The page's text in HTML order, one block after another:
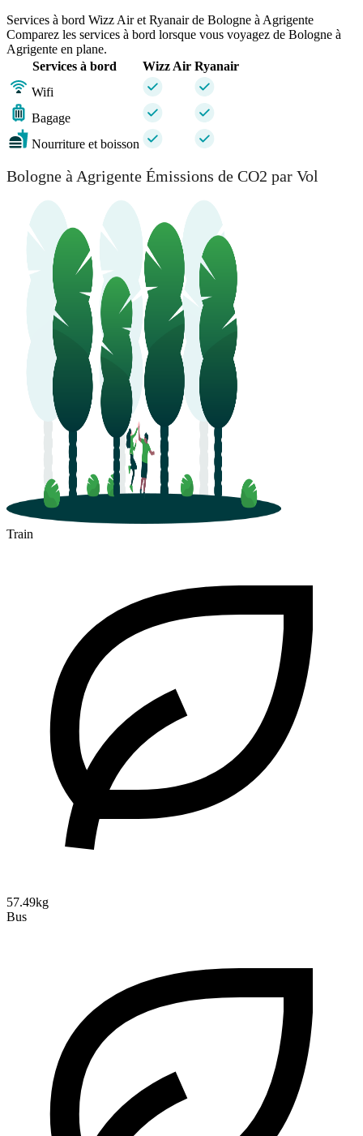
Services à bord Wizz Air et Ryanair de Bologne à Agrigente
Comparez les services à bord lorsque vous voyagez de Bologne à
Agrigente en plane.
Services à bord
Wizz Air Ryanair
Wifi
Bagage
Nourriture et boisson
Bologne à Agrigente Émissions de CO2 par Vol
Train
57.49kg
Bus